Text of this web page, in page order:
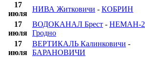
17
июля
НИВА Житковичи - КОБРИН
17
июля
ВОДОКАНАЛ Брест - НЕМАН-2
Гродно
17
июля
ВЕРТИКАЛЬ Калинковичи -
БАРАНОВИЧИ